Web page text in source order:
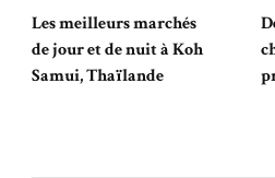
Les meilleurs marchés
de jour et de nuit à Koh
Samui, Thaïlande